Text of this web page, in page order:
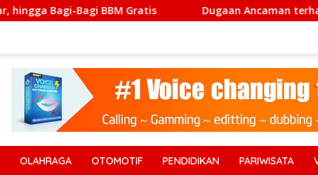
Gratis Dugaan Ancaman terhadap Keluarga
OLAHRAGA OTOMOTIF PENDIDIKAN PARIWISATA